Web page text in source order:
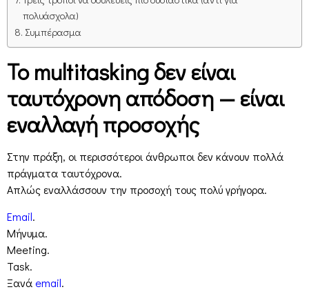
πολυάσχολα)
Συμπέρασμα
Το multitasking δεν είναι
ταυτόχρονη απόδοση — είναι
εναλλαγή προσοχής
Στην πράξη, οι περισσότεροι άνθρωποι δεν κάνουν πολλά
πράγματα ταυτόχρονα.
Απλώς εναλλάσσουν την προσοχή τους πολύ γρήγορα.
Email.
Μήνυμα.
Meeting.
Task.
Ξανά email.